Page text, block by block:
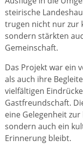
steirische
trugen nicht nur zur
sondern stärkten
Gemeinschaft.
Das Projekt war ein
als auch ihre
vielfältigen
Gastfreundschaft.
eine Gelegenheit
sondern auch ein
Erinnerung bleibt.